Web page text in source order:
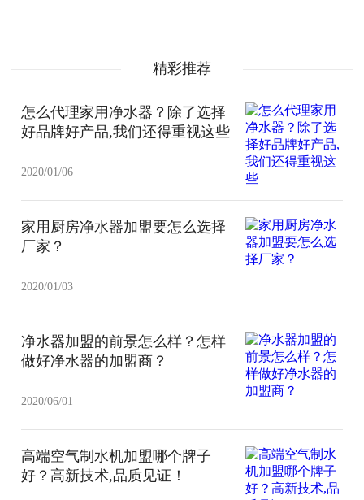
精彩推荐
怎么代理家用净水器？除了选择
好品牌好产品,我们还得重视这些
2020/01/06
家用厨房净水器加盟要怎么选择
厂家？
2020/01/03
净水器加盟的前景怎么样？怎样
做好净水器的加盟商？
2020/06/01
高端空气制水机加盟哪个牌子
好？高新技术,品质见证！